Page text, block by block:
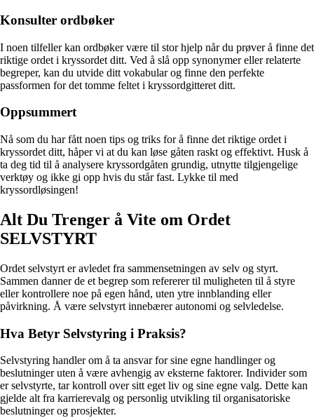
Konsulter ordbøker
I noen tilfeller kan ordbøker være til stor hjelp når du prøver å finne det
riktige ordet i kryssordet ditt. Ved å slå opp synonymer eller relaterte
begreper, kan du utvide ditt vokabular og finne den perfekte
passformen for det tomme feltet i kryssordgitteret ditt.
Oppsummert
Nå som du har fått noen tips og triks for å finne det riktige ordet i
kryssordet ditt, håper vi at du kan løse gåten raskt og effektivt. Husk å
ta deg tid til å analysere kryssordgåten grundig, utnytte tilgjengelige
verktøy og ikke gi opp hvis du står fast. Lykke til med
kryssordløsingen!
Alt Du Trenger å Vite om Ordet
SELVSTYRT
Ordet selvstyrt er avledet fra sammensetningen av selv og styrt.
Sammen danner de et begrep som refererer til muligheten til å styre
eller kontrollere noe på egen hånd, uten ytre innblanding eller
påvirkning. Å være selvstyrt innebærer autonomi og selvledelse.
Hva Betyr Selvstyring i Praksis?
Selvstyring handler om å ta ansvar for sine egne handlinger og
beslutninger uten å være avhengig av eksterne faktorer. Individer som
er selvstyrte, tar kontroll over sitt eget liv og sine egne valg. Dette kan
gjelde alt fra karrierevalg og personlig utvikling til organisatoriske
beslutninger og prosjekter.